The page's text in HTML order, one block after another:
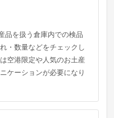
品を扱う倉庫内での検品
・数量などをチェックし
空港限定や人気のお土産
ケーションが必要になり